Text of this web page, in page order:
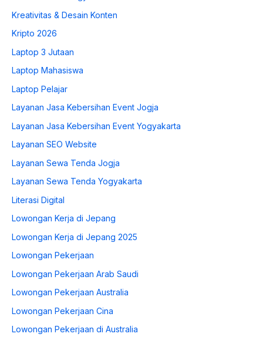
Kreativitas & Desain Konten
Kripto 2026
Laptop 3 Jutaan
Laptop Mahasiswa
Laptop Pelajar
Layanan Jasa Kebersihan Event Jogja
Layanan Jasa Kebersihan Event Yogyakarta
Layanan SEO Website
Layanan Sewa Tenda Jogja
Layanan Sewa Tenda Yogyakarta
Literasi Digital
Lowongan Kerja di Jepang
Lowongan Kerja di Jepang 2025
Lowongan Pekerjaan
Lowongan Pekerjaan Arab Saudi
Lowongan Pekerjaan Australia
Lowongan Pekerjaan Cina
Lowongan Pekerjaan di Australia